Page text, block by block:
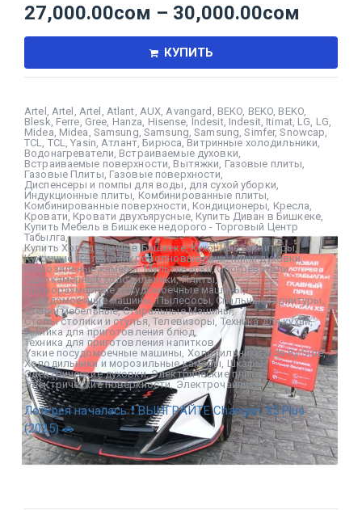
27,000.00сом – 30,000.00сом
КУПИТЬ
Artel Artel Artel Atlant AUX Avangard BEKO BEKO BEKO,
Blesk Ferre Gree Hanza Hisense Indesit, Indesit, Itimat, LG LG
Midea Midea Samsung ,Samsung ,Samsung ,Simfer,Snowcap
TCL
TCL ,Yasin Атлант ,Бирюса ,Витринные холодильники ,
Водонагреватели Встраиваемые духовки
Встраиваемые поверхности Вытяжки Газовые плиты
Газовые Плиты Газовые поверхности
Диспенсеры и помпы для воды
для сухой уборки
Индукционные плиты Комбинированные плиты
Комбинированные поверхности Кондиционеры Кресла
Кровати, Кровати двухъярусные, Купить Диван в Бишкеке,
Купить Мебель в Бишкеке недорого - Торговый Центр
Табылга ,
Купить Холодильник в Бишкеке,Кухонные гарнитуры,
Кухонные уголки,Микроволновые печи,Мини духовки,
Морозильные камеры,Мультиварки,Обогреватели,
Однокамерные холодильники,Плиты,
Полноразмерные посудомоечные машины,
Посудомоечные машины ,Пылесосы Спальные гарнитуры
Стенки мебельные,Стиральные Машины,
Столы столики и стулья ,Телевизоры, Техника для кухни,
Техника для приготовления блюд ,
Техника для приготовления напитков ,
Узкие посудомоечные машины Холодильники Side By Side,
Холодильники и морозильные камеры Шкафы ,
Электрические духовки,Электрические плиты,
Электрические поверхности,Электрочайники
Лотерея началась ❗ ВЫИГРАЙТЕ Changan X5 Plus
(2025) 🚗